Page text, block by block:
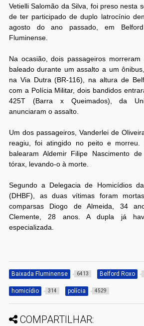
Vetielli Salomão da Silva, foi preso nesta
de ter participado de duplo latrocínio
agosto do ano passado, em
Fluminense.
Na ocasião, dois passageiros
baleado durante um assalto a um
na Via Dutra (BR-116), na altura de
com a Polícia Militar, dois bandidos
425T (Barra x Queimados), da
anunciaram o assalto.
Um dos passageiros, Vanderlei de
reagiu, foi atingido no peito e morreu.
balearam Aldemir Filipe Nascimento
tórax, levando-o à morte.
Segundo a Delegacia de Homicídios
(DHBF), as duas vítimas foram
comparsas Diogo de Almeida, 34
Clemente, 28 anos. A dupla já
especializada.
Baixada Fluminense 6413 Belford Roxo
homicídio 314 polícia 4529
COMPARTILHAR: